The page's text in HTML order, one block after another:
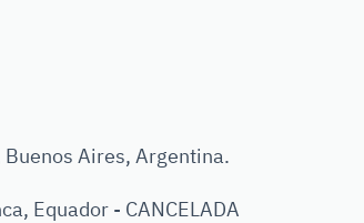
Buenos Aires, Argentina.
Equador - CANCELADA